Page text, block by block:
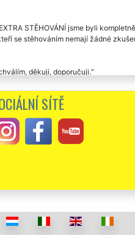
STĚHOVÁNÍ jsme byli
se stěhováním nemají žádné
děkuji, doporučuji.
svoji domácnost včetně veškerého
služeb této společnosti.
SÍTĚ